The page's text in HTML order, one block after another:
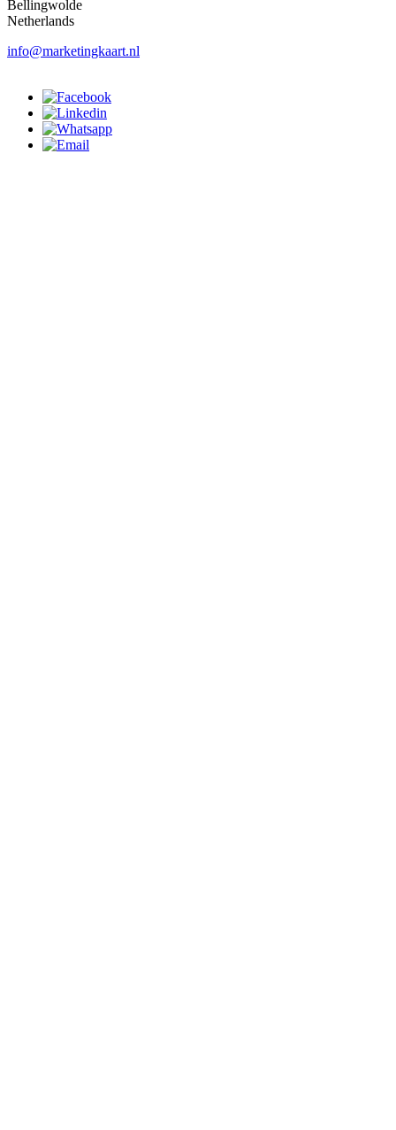
Bellingwolde
Netherlands
info@marketingkaart.nl